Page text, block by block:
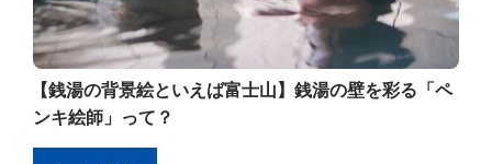
【銭湯の背景絵といえば富士山】銭湯の壁を彩る「ペ
ンキ絵師」って？